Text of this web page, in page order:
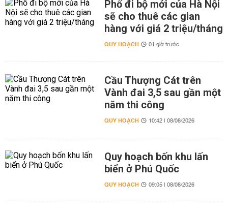
Phố đi bộ mới của Hà Nội
sẽ cho thuê các gian
hàng với giá 2 triệu/tháng
QUY HOẠCH 01 giờ trước
Cầu Thượng Cát trên
Vành đai 3,5 sau gần một
năm thi công
QUY HOẠCH 10:42 | 08/08/2026
Quy hoạch bốn khu lấn
biển ở Phú Quốc
QUY HOẠCH 09:05 | 08/08/2026